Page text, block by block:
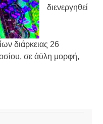
διενεργηθεί
διάρκειας 26
σε άϋλη μορφή,